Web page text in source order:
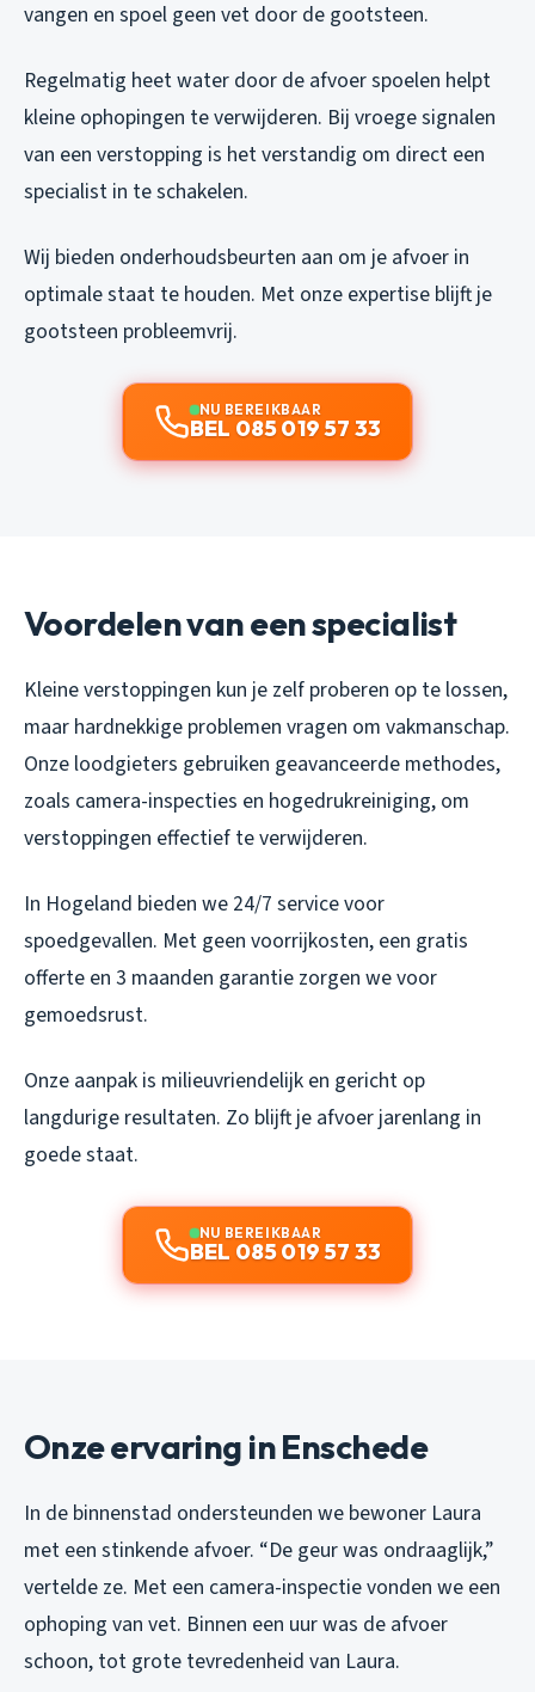
vangen en spoel geen vet door de gootsteen.
Regelmatig heet water door de afvoer spoelen helpt
kleine ophopingen te verwijderen. Bij vroege signalen
van een verstopping is het verstandig om direct een
specialist in te schakelen.
Wij bieden onderhoudsbeurten aan om je afvoer in
optimale staat te houden. Met onze expertise blijft je
gootsteen probleemvrij.
NU BEREIKBAAR
BEL 085 019 57 33
Voordelen van een specialist
Kleine verstoppingen kun je zelf proberen op te lossen,
maar hardnekkige problemen vragen om vakmanschap.
Onze loodgieters gebruiken geavanceerde methodes,
zoals camera-inspecties en hogedrukreiniging, om
verstoppingen effectief te verwijderen.
In Hogeland bieden we 24/7 service voor
spoedgevallen. Met geen voorrijkosten, een gratis
offerte en 3 maanden garantie zorgen we voor
gemoedsrust.
Onze aanpak is milieuvriendelijk en gericht op
langdurige resultaten. Zo blijft je afvoer jarenlang in
goede staat.
NU BEREIKBAAR
BEL 085 019 57 33
Onze ervaring in Enschede
In de binnenstad ondersteunden we bewoner Laura
met een stinkende afvoer. “De geur was ondraaglijk,”
vertelde ze. Met een camera-inspectie vonden we een
ophoping van vet. Binnen een uur was de afvoer
schoon, tot grote tevredenheid van Laura.